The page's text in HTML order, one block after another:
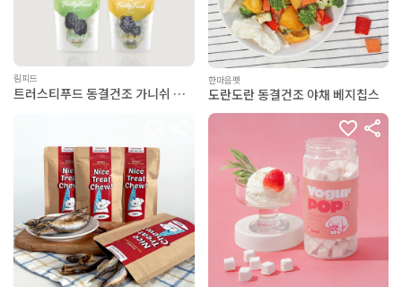
림피드
트러스티푸드 동결건조 가니쉬 토
한마음펫
도란도란 동결건조 야채 베지칩스